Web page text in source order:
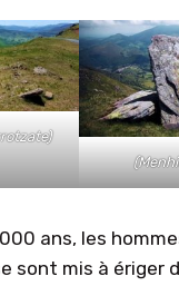
ans, les
sont mis à ériger